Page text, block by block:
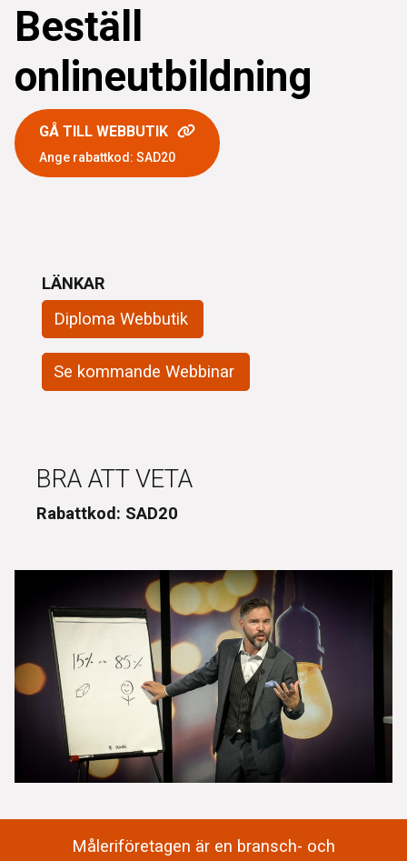
Beställ
onlineutbildning
GÅ TILL WEBBUTIK
Ange rabattkod: SAD20
LÄNKAR
Diploma Webbutik
Se kommande Webbinar
BRA ATT VETA
Rabattkod: SAD20
Måleriföretagen är en bransch- och